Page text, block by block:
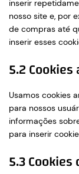
inserir
nosso site e, por
de compras até
inserir esses
5.2
Usamos cookies
para nossos
informações
para inserir
5.3